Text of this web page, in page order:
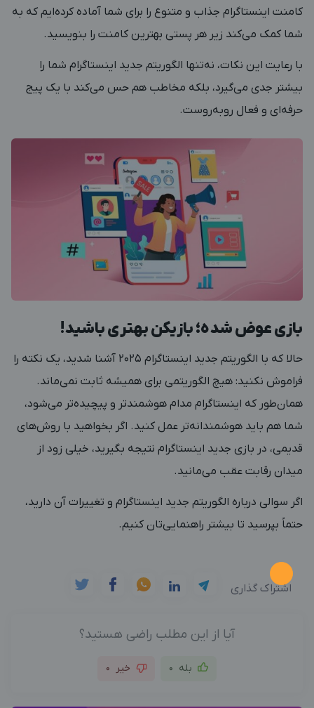
کامنت اینستاگرام جذاب و متنوع را برای شما آماده کرده‌ایم که به
شما کمک می‌کند زیر هر پستی بهترین کامنت را بنویسید.
با رعایت این نکات، نه‌تنها الگوریتم جدید اینستاگرام شما را
بیشتر جدی می‌گیرد، بلکه مخاطب هم حس می‌کند با یک پیج
حرفه‌ای و فعال روبه‌روست.
بازی عوض شده؛ بازیکن بهتری باشید!
حالا که با الگوریتم جدید اینستاگرام ۲۰۲۵ آشنا شدید، یک نکته را
فراموش نکنید: هیچ الگوریتمی برای همیشه ثابت نمی‌ماند.
همان‌طور که اینستاگرام مدام هوشمندتر و پیچیده‌تر می‌شود،
شما هم باید هوشمندانه‌تر عمل کنید. اگر بخواهید با روش‌های
قدیمی، در بازی جدید اینستاگرام نتیجه بگیرید، خیلی زود از
میدان رقابت عقب می‌مانید.
اگر سوالی درباره الگوریتم جدید اینستاگرام و تغییرات آن دارید،
حتماً بپرسید تا بیشتر راهنمایی‌تان کنیم.
اشتراک گذاری
آیا از این مطلب راضی هستید؟
بله 0 خیر 0